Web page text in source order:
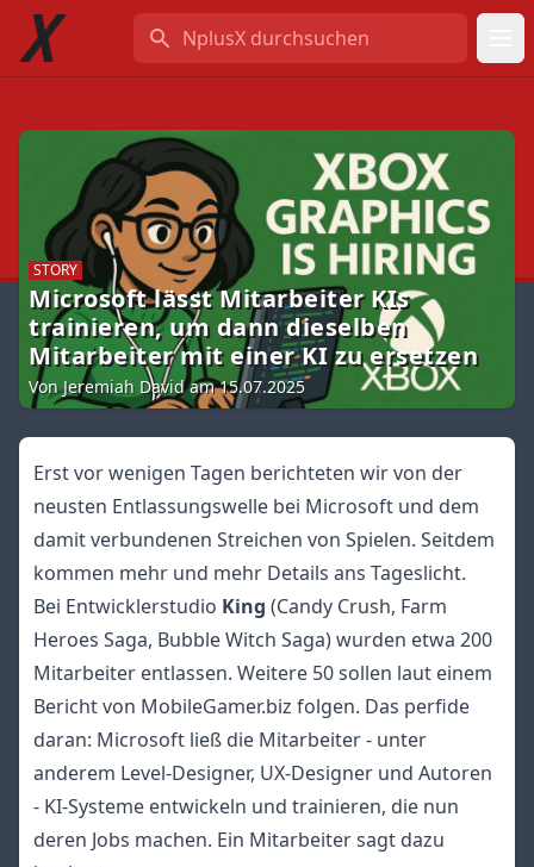
NplusX durchsuchen
STORY
Microsoft lässt Mitarbeiter KIs
trainieren, um dann dieselben
Mitarbeiter mit einer KI zu ersetzen
Von Jeremiah David am 15.07.2025
Erst vor wenigen Tagen berichteten wir von der
neusten Entlassungswelle bei Microsoft und dem
damit verbundenen Streichen von Spielen. Seitdem
kommen mehr und mehr Details ans Tageslicht.
Bei Entwicklerstudio King (Candy Crush, Farm
Heroes Saga, Bubble Witch Saga) wurden etwa 200
Mitarbeiter entlassen. Weitere 50 sollen laut einem
Bericht von MobileGamer.biz folgen. Das perfide
daran: Microsoft ließ die Mitarbeiter - unter
anderem Level-Designer, UX-Designer und Autoren
- KI-Systeme entwickeln und trainieren, die nun
deren Jobs machen. Ein Mitarbeiter sagt dazu